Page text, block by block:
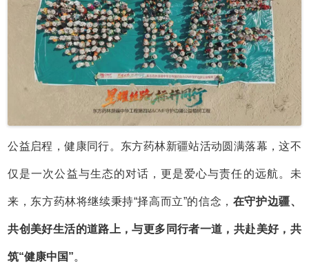
公益启程，健康同行。东方药林新疆站活动圆满落幕，这不
仅是一次公益与生态的对话，更是爱心与责任的远航。未
来，东方药林将继续秉持“择高而立”的信念， 在守护边疆、
共创美好生活的道路上，与更多同行者一道，共赴美好，共
筑“健康中国”。